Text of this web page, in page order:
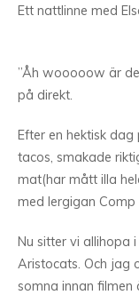
Ett nattlinne med
”Åh wooooow är
på direkt.
Efter en hektisk
tacos, smakade
mat(har mått illa
med lergigan Comp
Nu sitter vi allihopa
Aristocats. Och jag
somna innan filmen